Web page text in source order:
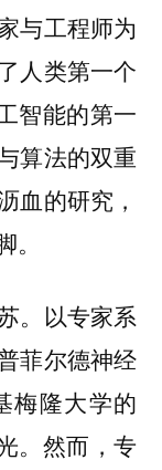
与工程师为
人类第一个
智能的第一
算法的双重
血的研究，
。以专家系
菲尔德神经
梅隆大学的
。然而，专